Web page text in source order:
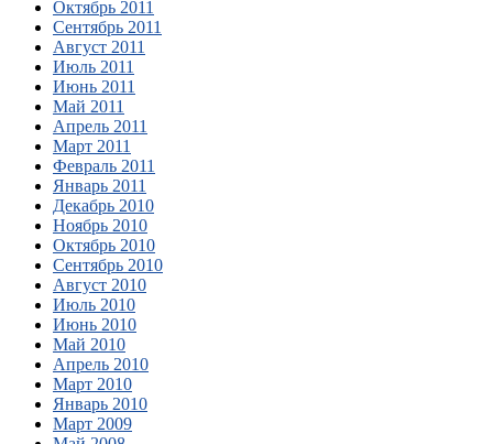
Октябрь 2011
Сентябрь 2011
Август 2011
Июль 2011
Июнь 2011
Май 2011
Апрель 2011
Март 2011
Февраль 2011
Январь 2011
Декабрь 2010
Ноябрь 2010
Октябрь 2010
Сентябрь 2010
Август 2010
Июль 2010
Июнь 2010
Май 2010
Апрель 2010
Март 2010
Январь 2010
Март 2009